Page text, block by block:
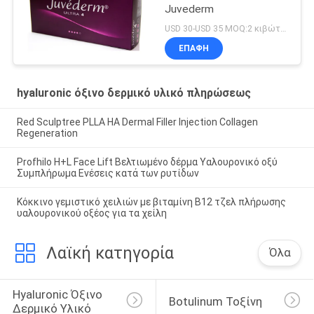
Juvederm
ΕΠΑΦΉ
hyaluronic όξινο δερμικό υλικό πληρώσεως
Red Sculptree PLLA HA Dermal Filler Injection Collagen
Regeneration
Profhilo H+L Face Lift Βελτιωμένο δέρμα Υαλουρονικό οξύ
Συμπλήρωμα Ενέσεις κατά των ρυτίδων
Κόκκινο γεμιστικό χειλιών με βιταμίνη Β12 τζελ πλήρωσης
υαλουρονικού οξέος για τα χείλη
Λαϊκή κατηγορία Όλα
Hyaluronic Όξινο
Δερμικό Υλικό
Botulinum Τοξίνη